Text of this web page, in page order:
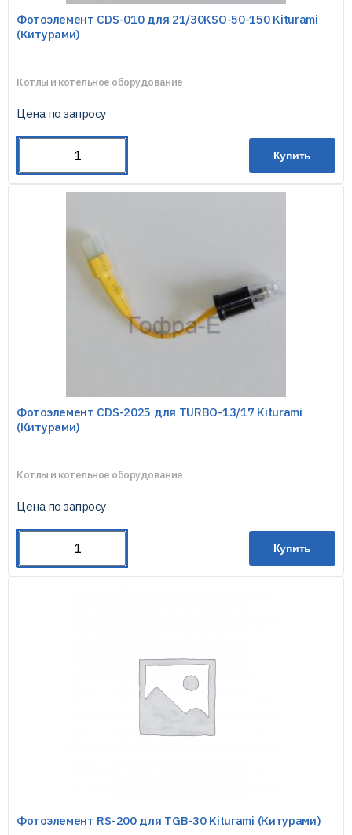
Фотоэлемент CDS-010 для 21/30KSO-50-150 Kiturami
(Китурами)
Котлы и котельное оборудование
Цена по запросу
Купить
Фотоэлемент CDS-2025 для TURBO-13/17 Kiturami
(Китурами)
Котлы и котельное оборудование
Цена по запросу
Купить
Фотоэлемент RS-200 для TGB-30 Kiturami (Китурами)